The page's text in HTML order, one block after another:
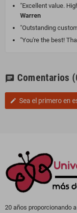
"Excellent value.
Warren
"Outstanding
"You're the best!
chat Comentarios
edit Sea el primero en
20 años proporcionando